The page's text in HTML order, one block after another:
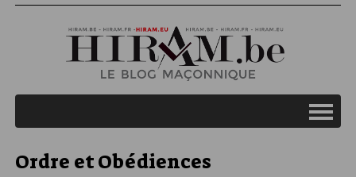
Ordre et Obédiences